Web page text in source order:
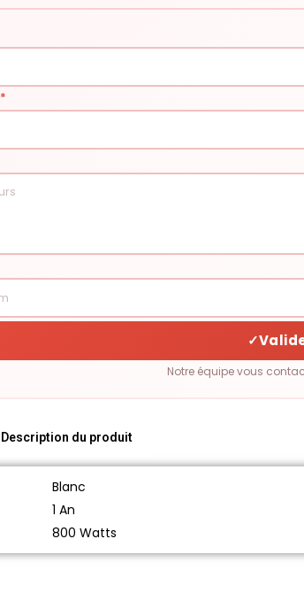
*
✓
Notre équipe vous
Description du produit
Blanc
1 An
800 Watts